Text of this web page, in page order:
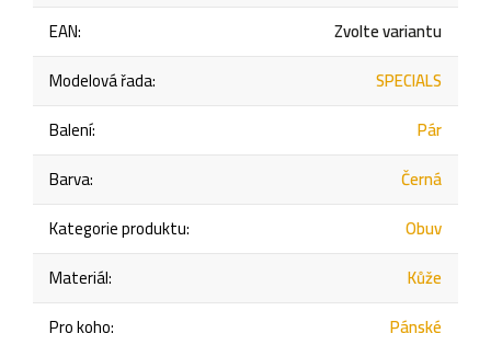
EAN:
Zvolte variantu
Modelová řada:
SPECIALS
Balení:
Pár
Barva:
Černá
Kategorie produktu:
Obuv
Materiál:
Kůže
Pro koho:
Pánské